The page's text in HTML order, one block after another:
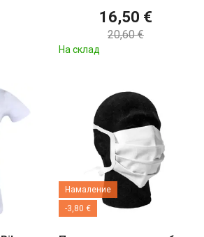
16,50 €
20,60 €
На склад
Намаление
-3,80 €